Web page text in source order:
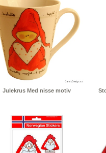
Julekrus Med nisse motiv